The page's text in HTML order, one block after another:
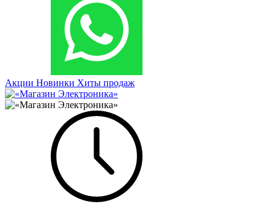
Акции Новинки Хиты продаж